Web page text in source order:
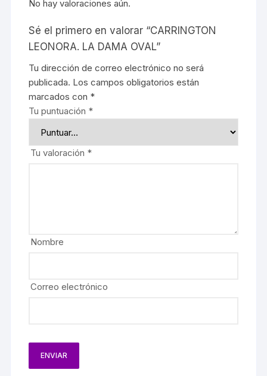
No hay valoraciones aún.
Sé el primero en valorar “CARRINGTON
LEONORA. LA DAMA OVAL”
Tu dirección de correo electrónico no será
publicada. Los campos obligatorios están
marcados con *
Tu puntuación *
Tu valoración *
Nombre
Correo electrónico